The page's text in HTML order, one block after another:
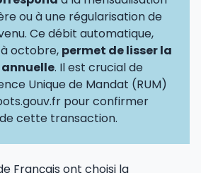
ou à une régularisation de
Ce débit automatique,
octobre, permet de lisser la
. Il est crucial de
Unique de Mandat (RUM)
pour confirmer
cette transaction.
Français ont choisi la